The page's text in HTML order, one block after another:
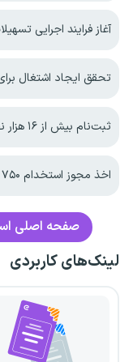
آغاز فرایند اجرایی
تحقق ایجاد اشتغال برای ۱۰۴۲ نفر در ماکو طی سال
ثبت‌نام بیش از ۱۶ هزار نفر برای شرکت در آزمون استخدامی وزارت کار
اخذ مجوز استخدام ۷۵۰ نیرو برای واحدهای استانی وزارت تعاون
صفحه اصلی
لینک‌های کاربردی